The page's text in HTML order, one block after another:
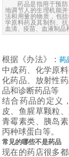
药品是指用于预
地调节人的生理机能
法和用量的物质，包
学原料药及其制剂、
血清、疫苗、血液制品
根据《办法》：药
中成药、化学原
化药品、放射性
品和诊断药品等
结合药品的定义
皮、鱼腥草颗粒
青霉素类、胰岛
丙种球蛋白等。
常见的哪些不是药品
现在的药店很多